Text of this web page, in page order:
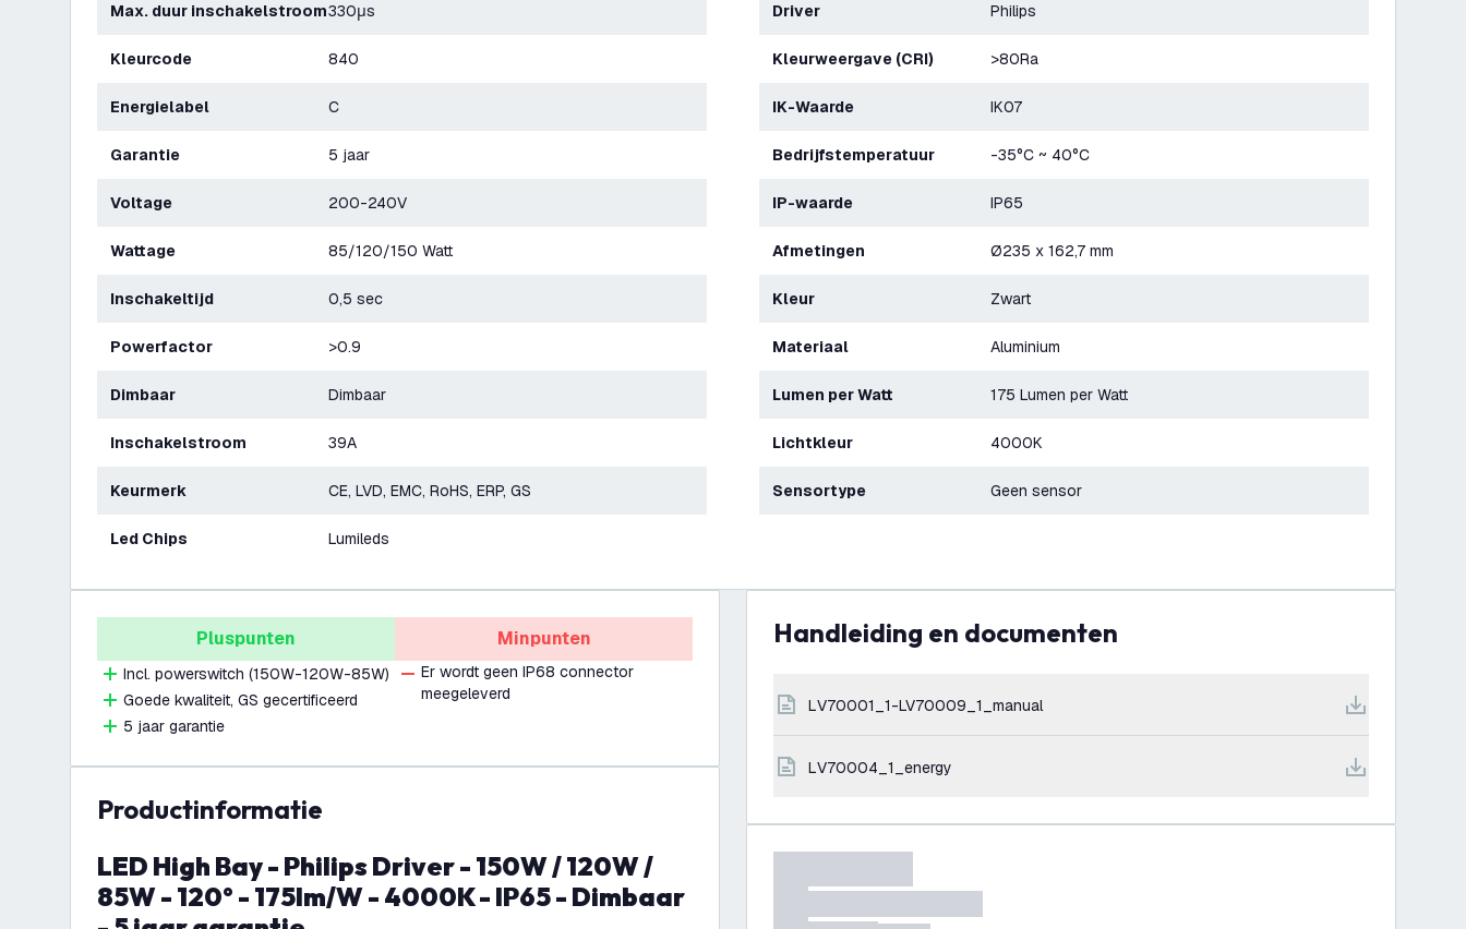
Max. duur inschakelstroom330μs
Kleurcode 840
Energielabel C
Garantie 5 jaar
Voltage 200-240V
Wattage 85/120/150 Watt
Inschakeltijd 0,5 sec
Powerfactor >0.9
Dimbaar Dimbaar
Inschakelstroom 39A
Keurmerk CE, LVD, EMC, RoHS, ERP, GS
Led Chips Lumileds
Driver Philips
Kleurweergave (CRI) >80Ra
IK-Waarde IK07
Bedrijfstemperatuur -35°C ~ 40°C
IP-waarde IP65
Afmetingen Ø235 x 162,7 mm
Kleur Zwart
Materiaal Aluminium
Lumen per Watt 175 Lumen per Watt
Lichtkleur 4000K
Sensortype Geen sensor
Pluspunten
Incl. powerswitch (150W-120W-85W)
Goede kwaliteit, GS gecertificeerd
5 jaar garantie
Minpunten
Er wordt geen IP68 connector
meegeleverd
productinformatie
LED High Bay - Philips Driver - 150W / 120W /
85W - 120° - 175lm/W - 4000K - IP65 - Dimbaar
Handleiding en documenten
LV70001_1-LV70009_1_manual
LV70004_1_energy